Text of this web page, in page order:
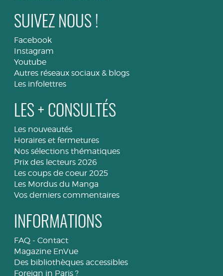
SUIVEZ NOUS !
Facebook
Instagram
Youtube
Autres réseaux sociaux & blogs
Les infolettres
LES + CONSULTÉS
Les nouveautés
Horaires et fermetures
Nos sélections thématiques
Prix des lecteurs 2026
Les coups de coeur 2025
Les Mordus du Manga
Vos derniers commentaires
INFORMATIONS
FAQ - Contact
Magazine EnVue
Des bibliothèques accessibles
Foreign in Paris ?